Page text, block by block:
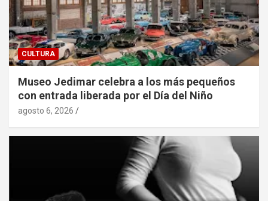
CULTURA
Museo Jedimar celebra a los más pequeños
con entrada liberada por el Día del Niño
agosto 6, 2026